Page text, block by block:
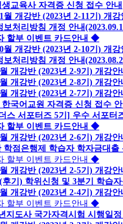
교육사 자격증 신청 접수 안내
월 개강반 (2023년 2-11기) 개강
처리방침 개정 안내
할부 이벤트 카드안내 ◆
월 개강반 (2023년 2-10기) 개강
처리방침 개정 안내
개강반 (2023년 2-9기) 개강안
개강반 (2023년 2-8기) 개강안
개강반 (2023년 2-7기) 개강안
한국어교원 자격증 신청 접수
서포터즈 5기] 우수 서포터
할부 이벤트 카드안내 ◆
개강반 (2023년 2-6기) 개강안
점은행제 학습자 학자금대출
할부 이벤트 카드안내 ◆
개강반 (2023년 2-5기) 개강안
후기) 학위신청 및 3분기 학습
개강반 (2023년 2-4기) 개강안
할부 이벤트 카드안내 ◆
지도사 국가자격시험 시행일